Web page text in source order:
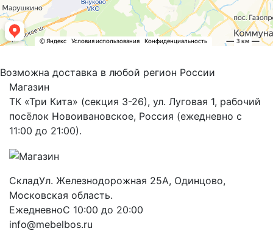
Возможна доставка в любой регион России
Магазин
ТК «Три Кита» (секция 3-26), ул. Луговая 1, рабочий
посёлок Новоивановское, Россия (ежедневно с
11:00 до 21:00).
СкладУл. Железнодорожная 25А, Одинцово,
Московская область.
ЕжедневноС 10:00 до 20:00
info@mebelbos.ru